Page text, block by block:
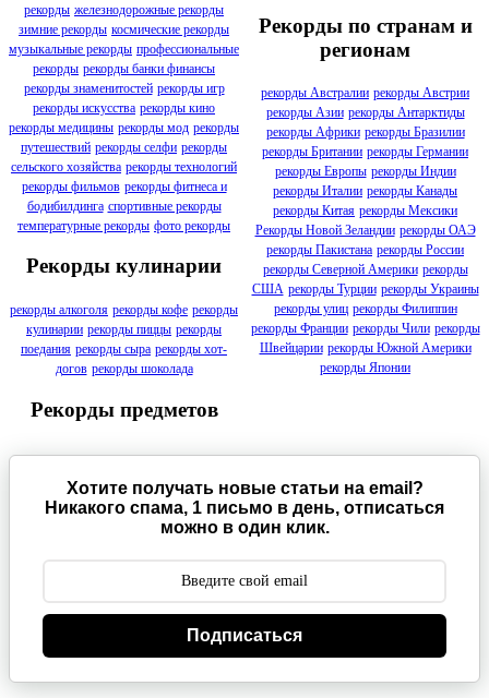
рекорды железнодорожные рекорды
зимние рекорды космические рекорды
музыкальные рекорды профессиональные
рекорды рекорды банки финансы
рекорды знаменитостей рекорды игр
рекорды искусства рекорды кино
рекорды медицины рекорды мод рекорды
путешествий рекорды селфи рекорды
сельского хозяйства рекорды технологий
рекорды фильмов рекорды фитнеса и
бодибилдинга спортивные рекорды
температурные рекорды фото рекорды
Рекорды кулинарии
рекорды алкоголя рекорды кофе рекорды
кулинарии рекорды пиццы рекорды
поедания рекорды сыра рекорды хот-
догов рекорды шоколада
Рекорды предметов
Рекорды по странам и
регионам
рекорды Австралии рекорды Австрии
рекорды Азии рекорды Антарктиды
рекорды Африки рекорды Бразилии
рекорды Британии рекорды Германии
рекорды Европы рекорды Индии
рекорды Италии рекорды Канады
рекорды Китая рекорды Мексики
Рекорды Новой Зеландии рекорды ОАЭ
рекорды Пакистана рекорды России
рекорды Северной Америки рекорды
США рекорды Турции рекорды Украины
рекорды улиц рекорды Филиппин
рекорды Франции рекорды Чили рекорды
Швейцарии рекорды Южной Америки
рекорды Японии
Хотите получать новые статьи на email?
Никакого спама, 1 письмо в день, отписаться
можно в один клик.
Подписаться